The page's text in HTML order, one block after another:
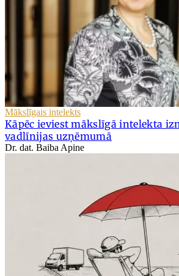
Mākslīgais intelekts
Kāpēc ieviest mākslīgā intelekta
vadlīnijas uzņēmumā
Dr. dat. Baiba Apine